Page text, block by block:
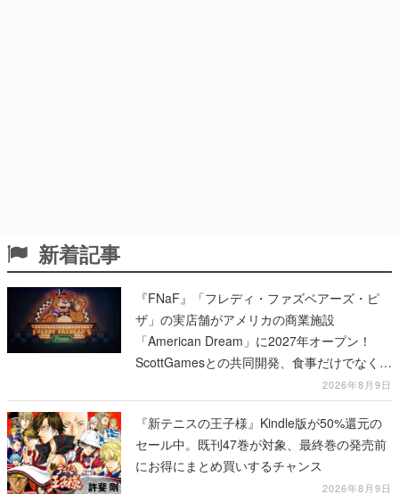
新着記事
『FNaF』「フレディ・ファズベアーズ・ピ
ザ」の実店舗がアメリカの商業施設
「American Dream」に2027年オープン！
ScottGamesとの共同開発、食事だけでなくス
テージショーや没入型のホラー体験も楽しめ
る
2026年8月9日
『新テニスの王子様』Kindle版が50%還元の
セール中。既刊47巻が対象、最終巻の発売前
にお得にまとめ買いするチャンス
2026年8月9日